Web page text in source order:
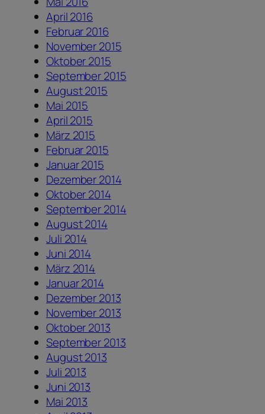
April 2016
Februar 2016
November 2015
Oktober 2015
September 2015
August 2015
Mai 2015
April 2015
März 2015
Februar 2015
Januar 2015
Dezember 2014
Oktober 2014
September 2014
August 2014
Juli 2014
Juni 2014
März 2014
Januar 2014
Dezember 2013
November 2013
Oktober 2013
September 2013
August 2013
Juli 2013
Juni 2013
Mai 2013